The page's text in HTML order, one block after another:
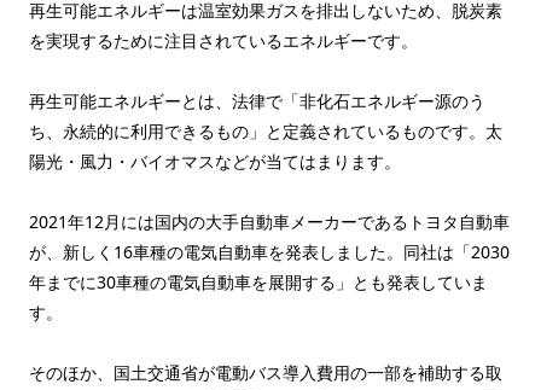
再生可能エネルギーは温室効果ガスを排出しないため、脱炭素
を実現するために注目されているエネルギーです。
再生可能エネルギーとは、法律で「非化石エネルギー源のう
ち、永続的に利用できるもの」と定義されているものです。太
陽光・風力・バイオマスなどが当てはまります。
2021年12月には国内の大手自動車メーカーであるトヨタ自動車
が、新しく16車種の電気自動車を発表しました。同社は「2030
年までに30車種の電気自動車を展開する」とも発表していま
す。
そのほか、国土交通省が電動バス導入費用の一部を補助する取